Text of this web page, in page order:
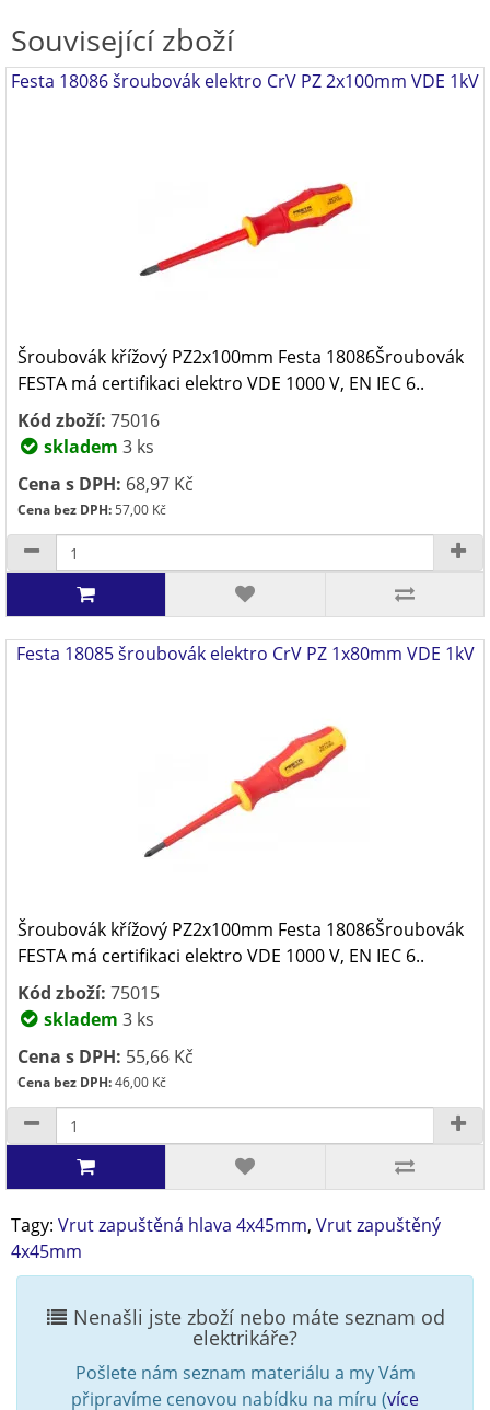
Související zboží
Festa 18086 šroubovák elektro CrV PZ 2x100mm VDE 1kV
Šroubovák křížový PZ2x100mm Festa 18086Šroubovák
FESTA má certifikaci elektro VDE 1000 V, EN IEC 6..
Kód zboží: 75016
skladem 3 ks
Cena s DPH: 68,97 Kč
Cena bez DPH:57,00 Kč
Festa 18085 šroubovák elektro CrV PZ 1x80mm VDE 1kV
Šroubovák křížový PZ2x100mm Festa 18086Šroubovák
FESTA má certifikaci elektro VDE 1000 V, EN IEC 6..
Kód zboží: 75015
skladem 3 ks
Cena s DPH: 55,66 Kč
Cena bez DPH:46,00 Kč
Tagy: Vrut zapuštěná hlava 4x45mm, Vrut zapuštěný
4x45mm
Nenašli jste zboží nebo máte seznam od
elektrikáře?
Pošlete nám seznam materiálu a my Vám
připravíme cenovou nabídku na míru (více